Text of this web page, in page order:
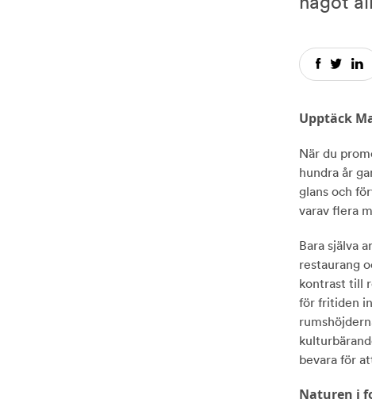
Gör om hemma utan stora
Upptäck
När du
hundra år
glans och
varav flera
Bara själva
restaurang
kontrast till
för fritiden
bevara för
Naturen i